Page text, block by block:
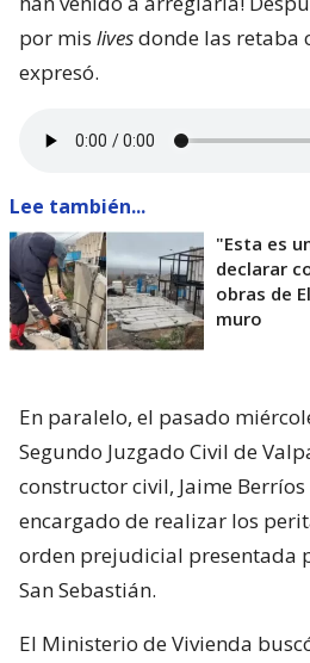
por mis livesdonde las retaba
expresó.
Lee también...
"Esta es
declarar
obras de
muro
En paralelo, el pasado
Segundo Juzgado Civil de
constructor civil, Jaime Berríos
encargado de realizar los
orden prejudicial presentada
San Sebastián.
El Ministerio de Vivienda